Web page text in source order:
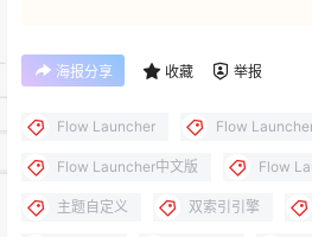
海报分享 收藏 举报
Flow Launcher Flow
Flow Launcher中文版 Flow
主题自定义 双索引引擎